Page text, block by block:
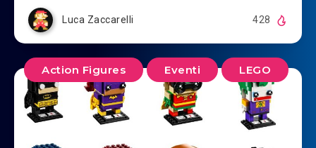
Luca Zaccarelli 428
Action Figures Eventi LEGO